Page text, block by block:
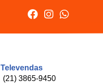
Televendas
(21) 3865-9450